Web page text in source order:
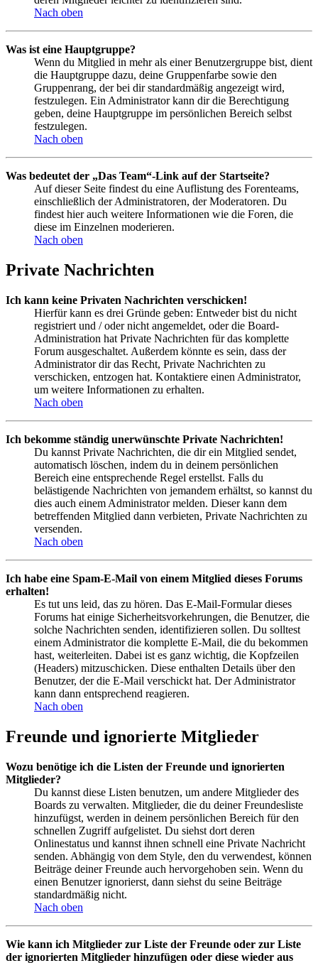
Nach oben
Was ist eine Hauptgruppe?
Wenn du Mitglied in mehr als einer Benutzergruppe bist, dient
die Hauptgruppe dazu, deine Gruppenfarbe sowie den
Gruppenrang, der bei dir standardmäßig angezeigt wird,
festzulegen. Ein Administrator kann dir die Berechtigung
geben, deine Hauptgruppe im persönlichen Bereich selbst
festzulegen.
Nach oben
Was bedeutet der „Das Team“-Link auf der Startseite?
Auf dieser Seite findest du eine Auflistung des Forenteams,
einschließlich der Administratoren, der Moderatoren. Du
findest hier auch weitere Informationen wie die Foren, die
diese im Einzelnen moderieren.
Nach oben
Private Nachrichten
Ich kann keine Privaten Nachrichten verschicken!
Hierfür kann es drei Gründe geben: Entweder bist du nicht
registriert und / oder nicht angemeldet, oder die Board-
Administration hat Private Nachrichten für das komplette
Forum ausgeschaltet. Außerdem könnte es sein, dass der
Administrator dir das Recht, Private Nachrichten zu
verschicken, entzogen hat. Kontaktiere einen Administrator,
um weitere Informationen zu erhalten.
Nach oben
Ich bekomme ständig unerwünschte Private Nachrichten!
Du kannst Private Nachrichten, die dir ein Mitglied sendet,
automatisch löschen, indem du in deinem persönlichen
Bereich eine entsprechende Regel erstellst. Falls du
belästigende Nachrichten von jemandem erhältst, so kannst du
dies auch einem Administrator melden. Dieser kann dem
betreffenden Mitglied dann verbieten, Private Nachrichten zu
versenden.
Nach oben
Ich habe eine Spam-E-Mail von einem Mitglied dieses Forums
erhalten!
Es tut uns leid, das zu hören. Das E-Mail-Formular dieses
Forums hat einige Sicherheitsvorkehrungen, die Benutzer, die
solche Nachrichten senden, identifizieren sollen. Du solltest
einem Administrator die komplette E-Mail, die du bekommen
hast, weiterleiten. Dabei ist es ganz wichtig, die Kopfzeilen
(Headers) mitzuschicken. Diese enthalten Details über den
Benutzer, der die E-Mail verschickt hat. Der Administrator
kann dann entsprechend reagieren.
Nach oben
Freunde und ignorierte Mitglieder
Wozu benötige ich die Listen der Freunde und ignorierten
Mitglieder?
Du kannst diese Listen benutzen, um andere Mitglieder des
Boards zu verwalten. Mitglieder, die du deiner Freundesliste
hinzufügst, werden in deinem persönlichen Bereich für den
schnellen Zugriff aufgelistet. Du siehst dort deren
Onlinestatus und kannst ihnen schnell eine Private Nachricht
senden. Abhängig von dem Style, den du verwendest, können
Beiträge deiner Freunde auch hervorgehoben sein. Wenn du
einen Benutzer ignorierst, dann siehst du seine Beiträge
standardmäßig nicht.
Nach oben
Wie kann ich Mitglieder zur Liste der Freunde oder zur Liste
der ignorierten Mitglieder hinzufügen oder diese wieder aus